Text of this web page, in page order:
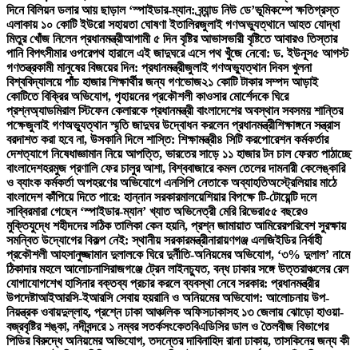
দিনে বিলিয়ন ডলার আয় ছাড়াল ‘স্পাইডার-ম্যান: ব্র্যান্ড নিউ ডে’ভূমিকম্পে ক্ষতিগ্রস্ত
এলাকায় ১০ কোটি ইউরো সহায়তা ঘোষণা ইতালিরজুলাই গণঅভ্যুত্থানে আহত যোদ্ধা
মিতুর খোঁজ নিলেন প্রধানমন্ত্রীআগামী ৫ দিন বৃষ্টির আভাসভারী বৃষ্টিতে আবারও তিস্তার
পানি বিপৎসীমার ওপরেপথ হারালে এই জাদুঘরে এসে পথ খুঁজে নেবো: ড. ইউনূস৫ আগস্ট
গণতন্ত্রকামী মানুষের বিজয়ের দিন: প্রধানমন্ত্রীজুলাই গণঅভ্যুত্থান দিবস খুলনা
বিশ্ববিদ্যালয়ে পাঁচ হাজার শিক্ষার্থীর জন্য গণভোজ২১ কোটি টাকার সম্পদ আড়াই
কোটিতে বিক্রির অভিযোগ, গৃহায়নের প্রকৌশলী কাওসার মোর্শেদকে ঘিরে
প্রশ্নঅ্যাডমিরাল স্টিফেন কেলারকে প্রধানমন্ত্রী বাংলাদেশের অবস্থান সবসময় শান্তির
পক্ষেজুলাই গণঅভ্যুত্থান স্মৃতি জাদুঘর উদ্বোধন করলেন প্রধানমন্ত্রীশিক্ষাঙ্গনে সন্ত্রাস
বরদাশত করা হবে না, উসকানি দিলে শাস্তি: শিক্ষামন্ত্রী৪ সিটি করপোরেশন কর্মকর্তার
দেশত্যাগে নিষেধাজ্ঞামান নিয়ে আপত্তি, ভারতের সাড়ে ১১ হাজার টন চাল ফেরত পাঠাচ্ছে
বাংলাদেশহরমুজ প্রণালি ফের চালুর আশা, বিশ্ববাজারে কমল তেলের দামনারী কেলেঙ্কারি
ও ব্যাংক কর্মকর্তা অপহরণের অভিযোগে এনসিপি নেতাকে অব্যাহতিঅস্ট্রেলিয়ার মাঠে
বাংলাদেশ কাঁপিয়ে দিতে পারে: হান্নান সরকারমালয়েশিয়ার বিপক্ষে টি-টোয়েন্টি দলে
সাব্বিরমারা গেছেন ‘স্পাইডার-ম্যান’ খ্যাত অভিনেত্রী মেরি রিভেরা৫৫ বছরেও
মুক্তিযুদ্ধে শহীদদের সঠিক তালিকা কেন হয়নি, প্রশ্ন জামায়াত আমিরেরপরিবেশ সুরক্ষায়
সমন্বিত উদ্যোগের বিকল্প নেই: স্থানীয় সরকারমন্ত্রীনারায়ণগঞ্জ এলজিইডির নির্বাহী
প্রকৌশলী আহসানুজ্জামান দুলালকে ঘিরে দুর্নীতি-অনিয়মের অভিযোগ, ‘৩% দুলাল’ নামে
ঠিকাদার মহলে আলোচনাসিরাজগঞ্জে ট্রেন লাইনচ্যুত, বন্ধ ঢাকার সঙ্গে উত্তরাঞ্চলের রেল
যোগাযোগশেখ হাসিনার বক্তব্য প্রচার করলে ব্যবস্থা নেবে সরকার: প্রধানমন্ত্রীর
উপদেষ্টাআইআরসি-ইআরসি সেবায় হয়রানি ও অনিয়মের অভিযোগ: আলোচনায় উপ-
নিয়ন্ত্রক ওবায়দুল্লাহ, প্রশ্নে ঢাকা আঞ্চলিক অফিসঢাকাসহ ১৩ জেলায় ঝোড়ো হাওয়া-
বজ্রবৃষ্টির শঙ্কা, নদীবন্দরে ১ নম্বর সতর্কসংকেতবিএডিসির ডাল ও তৈলবীজ বিভাগের
পিডির বিরুদ্ধে অনিয়মের অভিযোগ, তদন্তের দাবিনাহিদ রানা ঢাকায়, তাসকিনের জন্য কী